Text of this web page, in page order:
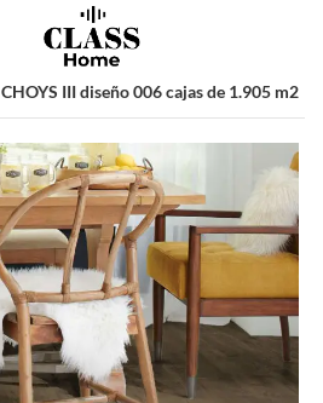
CHOYS III diseño 006 cajas de 1.905 m2